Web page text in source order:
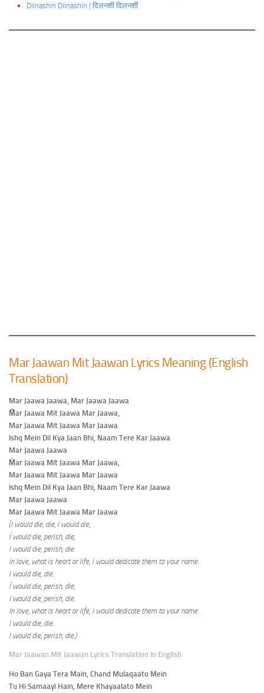
Dilnashin Dilnashin | दिलनशीं दिलनशीं
Mar Jaawan Mit Jaawan Lyrics Meaning (English
Translation)
Mar Jaawa Jaawa, Mar Jaawa Jaawa
M̐ar Jaawa Mit Jaawa Mar Jaawa,
Mar Jaawa Mit Jaawa Mar Jaawa
Ishq Mein Dil Kya Jaan Bhi, Naam Tere Kar Jaawa
Mar Jaawa Jaawa
Ṁar Jaawa Mit Jaawa Mar Jaawa,
Mar Jaawa Mit Jaawa Mar Jaawa
Ishq Mein Dil Kya Jaan Bhi, Naam Tere Kar Jaawa
Mar Jaawa Jaawa
Mar Jaawa Mit Jaawa Mar Jaawa
(I would die, die, I would die,
Í would die, perish, die,
I would die, perish, die.
In love, what is heart or life, I would dedicate them to your name.
I would die, die.
Íwould die, perish, die,
I would die, perish, die.
In love, what is heart or life, I would dedicate them to your name.
I would die, die.
I would die, perish, die.)
Mar Jaawan Mit Jaawan Lyrics Translation In English
Ho Ban Gaya Tera Main, Chand Mulaqaato Mein
Tu Hi Samaayi Hain, Mere Khayaalato Mein